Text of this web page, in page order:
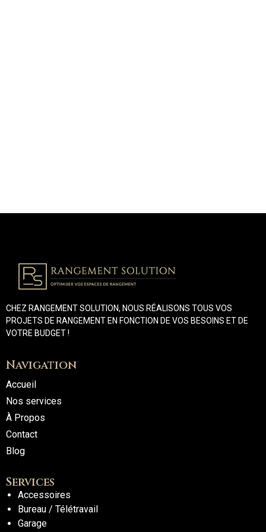
CHEZ RANGEMENT SOLUTION, NOUS RÉALISONS TOUS VOS
PROJETS DE RANGEMENT EN FONCTION DE VOS BESOINS ET DE
VOTRE BUDGET !
Navigation
Accueil
Nos services
À Propos
Contact
Blog
Services
Accessoires
Bureau / Télétravail
Garage